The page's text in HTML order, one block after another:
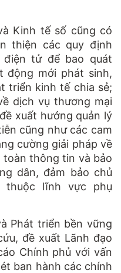
Kinh tế số cũng có
thiện các quy định
tử để bao quát
động mới phát sinh,
triển kinh tế chia sẻ;
dịch vụ thương mại
xuất hướng quản lý
cũng như các cam
cường giải pháp về
toàn thông tin và bảo
dân, đảm bảo chủ
thuộc lĩnh vực phụ
Phát triển bền vững
đề xuất Lãnh đạo
Chính phủ với vấn
ban hành các chính